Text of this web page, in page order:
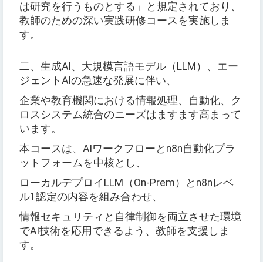
は研究を行うものとする」と規定されており、
教師のための深い実践研修コースを実施しま
す。
二、生成AI、大規模言語モデル（LLM）、エー
ジェントAIの急速な発展に伴い、
企業や教育機関における情報処理、自動化、ク
ロスシステム統合のニーズはますます高まって
います。
本コースは、AIワークフローとn8n自動化プラ
ットフォームを中核とし、
ローカルデプロイLLM（On-Prem）とn8nレベ
ル1認定の内容を組み合わせ、
情報セキュリティと自律制御を両立させた環境
でAI技術を応用できるよう、教師を支援しま
す。